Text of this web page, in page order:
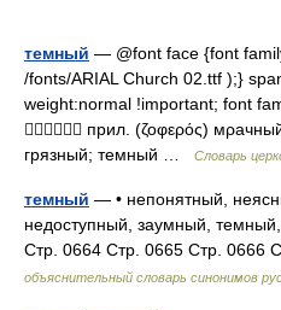
темный — @font face {font
/fonts/ARIAL Church 02.ttf );}
weight:normal !important; font
 прил. (ζοφερός)
грязный; темный …
Словарь
темный — • непонятный,
недоступный, заумный,
Стр. 0664 Стр. 0665 Стр. 0666
объяснительный словарь синонимов